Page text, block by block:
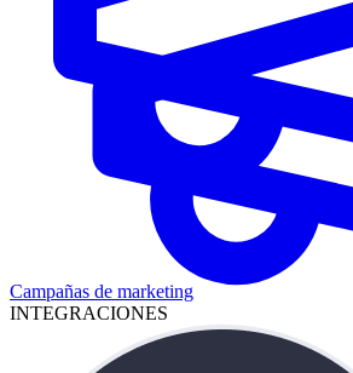
Campañas de marketing
INTEGRACIONES